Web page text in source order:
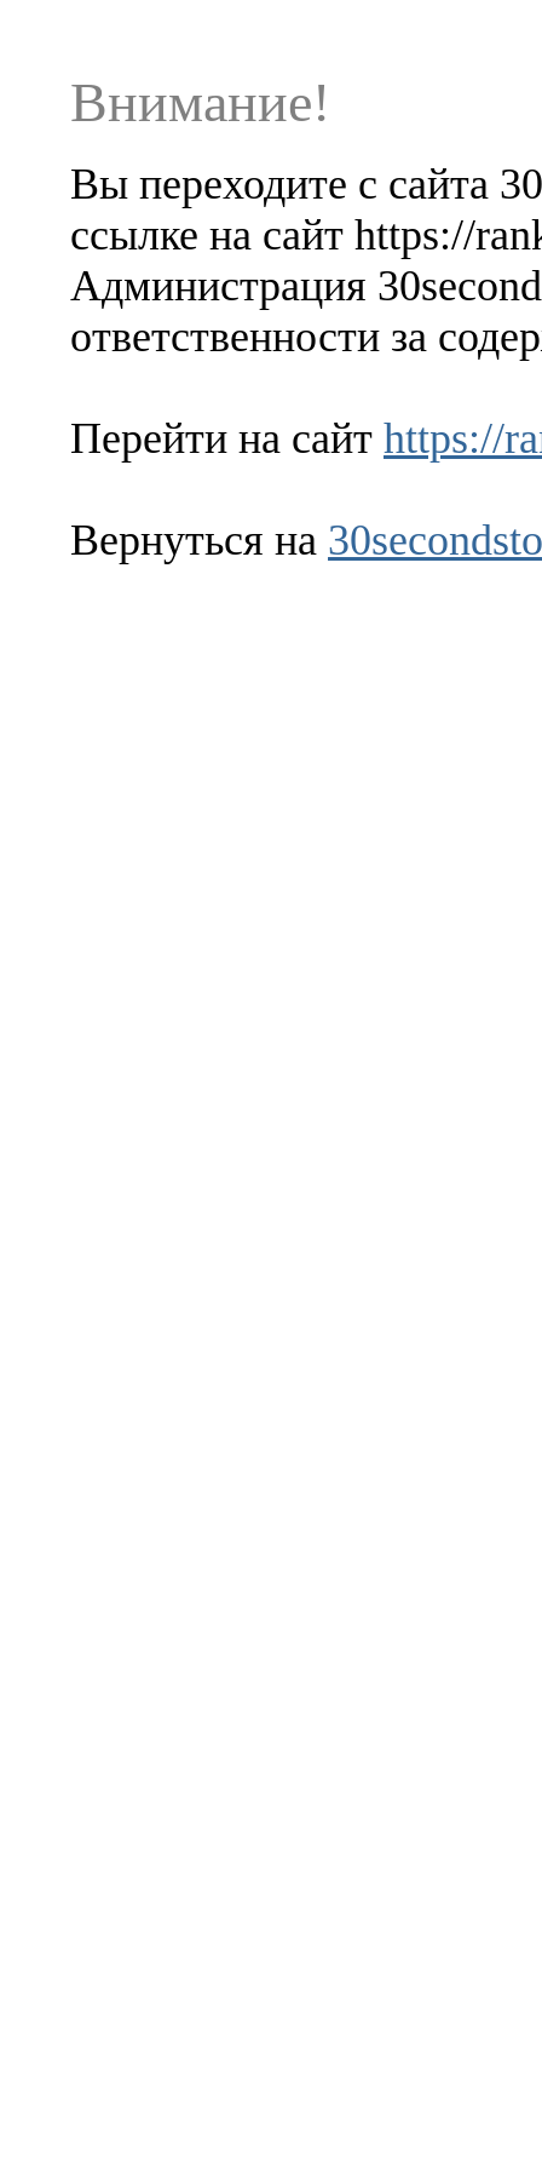
Внимание!
Вы переходите с сайта
ссылке на сайт https://
Администрация
ответственности за
Перейти на сайт https://
Вернуться на